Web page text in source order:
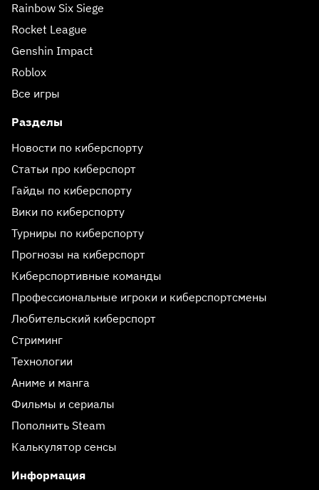
Rainbow Six Siege
Rocket League
Genshin Impact
Roblox
Все игры
Разделы
Новости по киберспорту
Статьи про киберспорт
Гайды по киберспорту
Вики по киберспорту
Турниры по киберспорту
Прогнозы на киберспорт
Киберспортивные команды
Профессиональные игроки и киберспортсмены
Любительский киберспорт
Стриминг
Технологии
Аниме и манга
Фильмы и сериалы
Пополнить Steam
Калькулятор сенсы
Информация